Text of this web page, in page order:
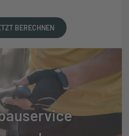
BERECHNEN